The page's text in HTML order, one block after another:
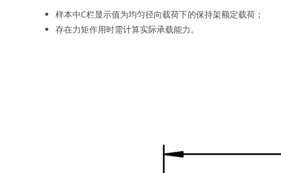
样本中C栏显示值为均匀径向载荷下的保持架额定载荷；
存在力矩作用时需计算实际承载能力。